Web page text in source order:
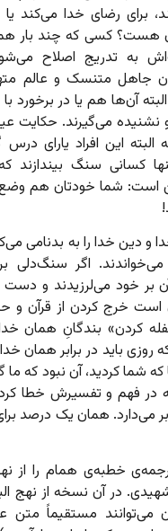
برای رضای خدا می‌کند
کسی که چند بار
به تدریج اصلاح
جاهل متنسک و عالم
آن‌ها هم یا در برخورد با
و نشنیده می‌گیرند.
این افراد یارای درس
کسانی سنگ بیندازند
است: شما خودتان هم
دین خدا را به بدنامی
اگر سنگ‌دلی
بر خود می‌لرزیدند و
است خرج کردن از قرآن و
کردن» بندگانِ همان
روزی باید در برابر همان
شما کردید، آن نبود که ما
در فهم و تفسیرش خطا
همان یک درصد
خطبه‌ی همام را از
در آن نسخه از نهج
می‌توانند مستقیماً